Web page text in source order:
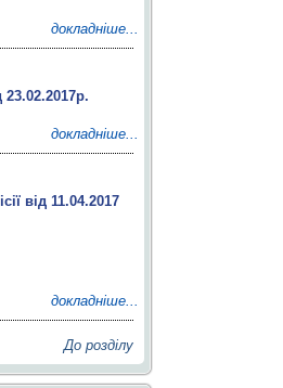
докладніше...
23.02.2017р.
докладніше...
від 11.04.2017
докладніше...
До розділу